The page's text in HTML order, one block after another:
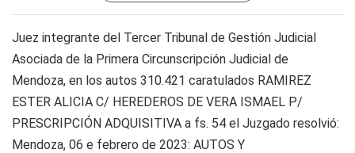
Juez integrante del Tercer Tribunal de Gestión Judicial
Asociada de la Primera Circunscripción Judicial de
Mendoza, en los autos 310.421 caratulados RAMIREZ
ESTER ALICIA C/ HEREDEROS DE VERA ISMAEL P/
PRESCRIPCIÓN ADQUISITIVA a fs. 54 el Juzgado resolvió:
Mendoza, 06 e febrero de 2023: AUTOS Y